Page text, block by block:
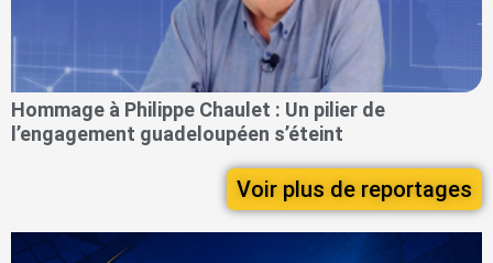
Hommage à Philippe Chaulet : Un pilier de
l’engagement guadeloupéen s’éteint
Voir plus de reportages